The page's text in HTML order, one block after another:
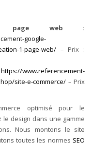
page web :
google-
1-page-web/ –Prix :
https://www.referencement-
site-e-commerce/ – Prix
optimisé pour le
design dans une gamme
Nous montons le site
toutes les normes SEO